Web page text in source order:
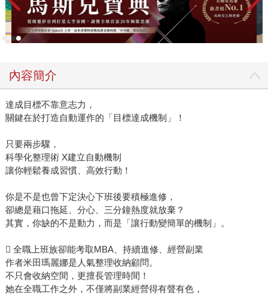
內容簡介
達成目標不靠意志力，
關鍵在於打造自動運作的「目標達成機制」！
只要兩步驟，
科學化整理術 X建立自動機制
讓你輕鬆養成習慣、高效行動！
你是不是也曾下定決心下班後要積極進修，
卻總是藉口拖延、分心、三分鐘熱度就放棄？
其實，你缺的不是動力，而是「讓行動變簡單的機制」。
 全職上班族卻能考取MBA、持續進修、經營副業
作者米田瑪麗娜是人氣整理收納顧問。
不只會收納空間，更擅長管理時間！
她在全職工作之外，不僅將副業經營得有聲有色，